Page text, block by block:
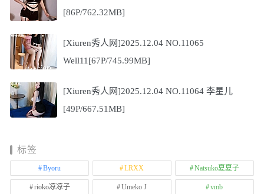
[86P/762.32MB]
[Xiuren秀人网]2025.12.04 NO.11065
Well11[67P/745.99MB]
[Xiuren秀人网]2025.12.04 NO.11064 李星儿
[49P/667.51MB]
标签
Byoru LRXX Natsuko夏夏子
rioko凉凉子 Umeko J vmb